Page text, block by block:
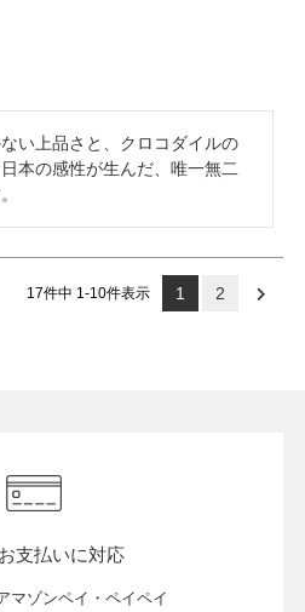
い上品さと、クロコダイルの
本の感性が生んだ、唯一無二
17件中 1 -10件表示 1 2
支払いに対応
マゾンペイ・ペイペイ